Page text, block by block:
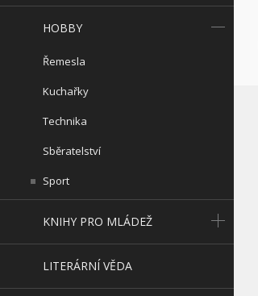
HOBBY
Řemesla
Kuchařky
Technika
Sběratelství
Sport
KNIHY PRO MLÁDEŽ
LITERÁRNÍ VĚDA